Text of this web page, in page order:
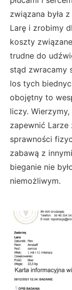
związana była
Larę i zrobimy
koszty
trudne do
stąd zwracamy
los tych
obojętny to
liczy.
zapewnić Larze
sprawności
zabawą z
bieganie nie
niemożliwym.